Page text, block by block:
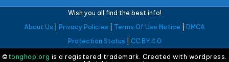
Wish you all find the best info!
About Us
Privacy Policies Terms Of Use Notice
DMCA
Protection Status
CC BY 4.0
© tonghop.org is a registered trademark. Created with wordpress.